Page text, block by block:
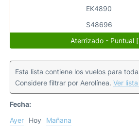
EK4890
S48696
Aterrizado - Puntual
Esta lista contiene los vuelos para
Considere filtrar por Aerolínea. Ver
Fecha:
Ayer
Hoy
Mañana